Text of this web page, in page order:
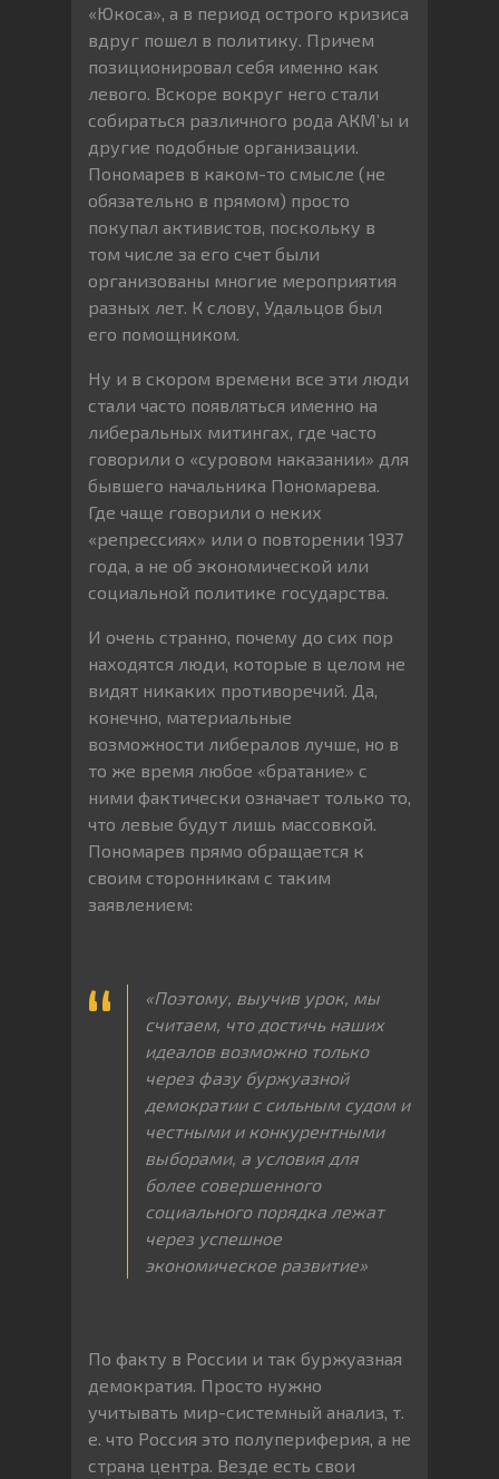
«Юкоса», а в период острого кризиса
вдруг пошел в политику. Причем
позиционировал себя именно как
левого. Вскоре вокруг него стали
собираться различного рода АКМ’ы и
другие подобные организации.
Пономарев в каком-то смысле (не
обязательно в прямом) просто
покупал активистов, поскольку в
том числе за его счет были
организованы многие мероприятия
разных лет. К слову, Удальцов был
его помощником.
Ну и в скором времени все эти люди
стали часто появляться именно на
либеральных митингах, где часто
говорили о «суровом наказании» для
бывшего начальника Пономарева.
Где чаще говорили о неких
«репрессиях» или о повторении 1937
года, а не об экономической или
социальной политике государства.
И очень странно, почему до сих пор
находятся люди, которые в целом не
видят никаких противоречий. Да,
конечно, материальные
возможности либералов лучше, но в
то же время любое «братание» с
ними фактически означает только то,
что левые будут лишь массовкой.
Пономарев прямо обращается к
своим сторонникам с таким
заявлением:
«Поэтому, выучив урок, мы
считаем что достичь наших
идеалов возможно только
через фазу буржуазной
демократии с сильным судом и
честными и конкурентными
выборами, а условия для
более совершенного
социального порядка лежат
через успешное
экономическое развитие»
По факту в России и так буржуазная
демократия. Просто нужно
учитывать мир-системный анализ, т.
е. что Россия это полупериферия, а не
страна центра. Везде есть свои